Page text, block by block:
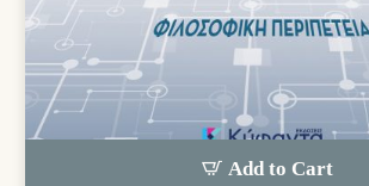
Add to Cart